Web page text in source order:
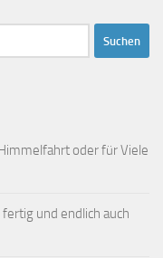
oder für Viele
und endlich auch